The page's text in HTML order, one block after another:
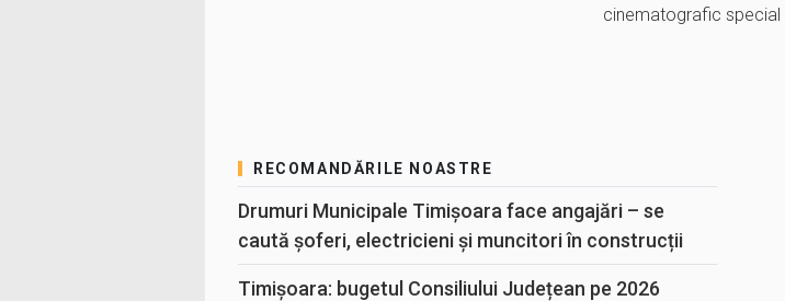
cinematografic
RECOMANDĂRILE NOASTRE
Drumuri Municipale Timișoara face angajări – se
caută șoferi, electricieni și muncitori în construcții
Timișoara: bugetul Consiliului Județean pe 2026